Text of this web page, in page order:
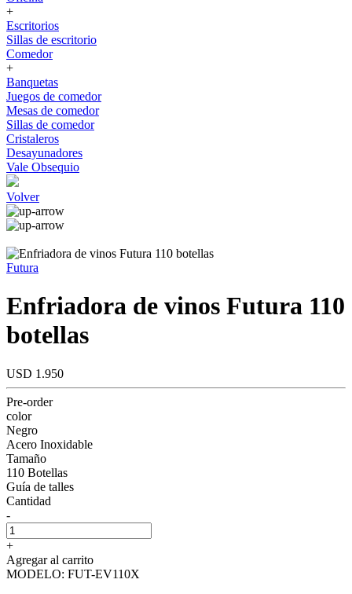
+
Escritorios
Sillas de escritorio
Comedor
+
Banquetas
Juegos de comedor
Mesas de comedor
Sillas de comedor
Cristaleros
Desayunadores
Vale Obsequio
Volver
Futura
Enfriadora de vinos Futura 110
botellas
USD 1.950
Pre-order
color
Negro
Acero Inoxidable
Tamaño
110 Botellas
Guía de talles
Cantidad
-
+
Agregar al carrito
MODELO: FUT-EV110X